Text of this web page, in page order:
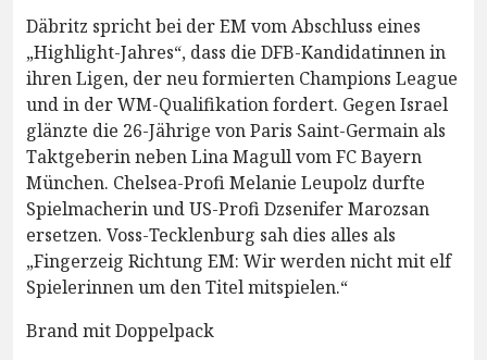
Däbritz spricht bei der EM vom Abschluss eines
„Highlight-Jahres“, dass die DFB-Kandidatinnen in
ihren Ligen, der neu formierten Champions League
und in der WM-Qualifikation fordert. Gegen Israel
glänzte die 26-Jährige von Paris Saint-Germain als
Taktgeberin neben Lina Magull vom FC Bayern
München. Chelsea-Profi Melanie Leupolz durfte
Spielmacherin und US-Profi Dzsenifer Marozsan
ersetzen. Voss-Tecklenburg sah dies alles als
„Fingerzeig Richtung EM: Wir werden nicht mit elf
Spielerinnen um den Titel mitspielen.“
Brand mit Doppelpack